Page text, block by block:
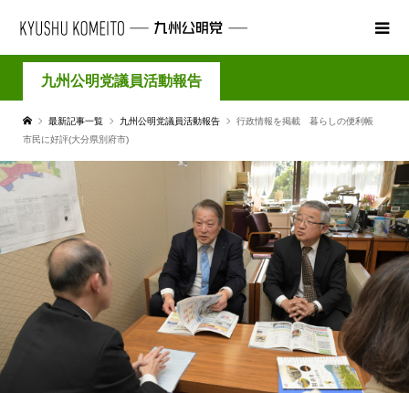
九州公明党議員活動報告
最新記事一覧 九州公明党議員活動報告
行政情報を掲載 暮らしの便利帳
市民に好評(大分県別府市)